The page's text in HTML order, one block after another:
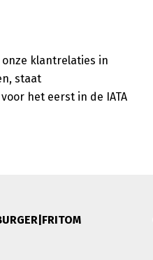
klantrelaties in
staat
het eerst in de IATA